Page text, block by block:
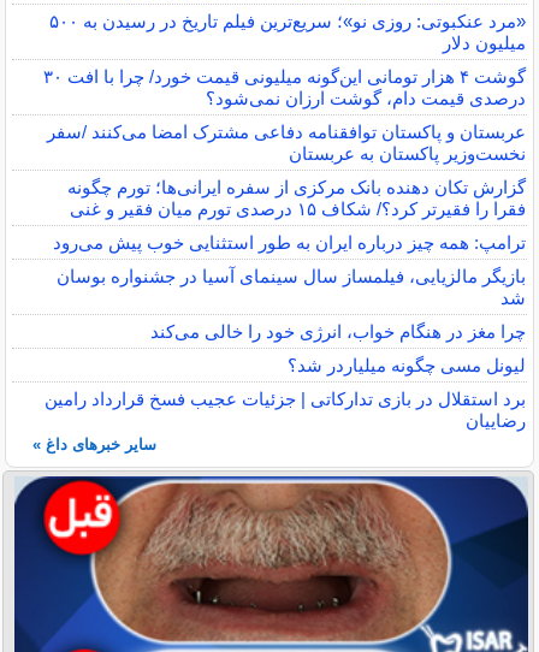
«مرد عنکبوتی: روزی نو»؛ سریع‌ترین فیلم تاریخ در رسیدن به ۵۰۰
میلیون دلار
گوشت ۴ هزار تومانی این‌گونه میلیونی قیمت خورد/ چرا با افت ۳۰
درصدی قیمت دام، گوشت ارزان نمی‌شود؟
عربستان و پاکستان توافقنامه دفاعی مشترک امضا می‌کنند /سفر
نخست‌وزیر پاکستان به عربستان
گزارش تکان‌ دهنده بانک مرکزی از سفره ایرانی‌ها؛ تورم چگونه
فقرا را فقیرتر کرد؟/ شکاف ۱۵ درصدی تورم میان فقیر و غنی
ترامپ: همه چیز درباره ایران به طور استثنایی خوب پیش می‌رود
بازیگر مالزیایی، فیلمساز سال سینمای آسیا در جشنواره بوسان
شد
چرا مغز در هنگام خواب، انرژی خود را خالی می‌کند
لیونل مسی چگونه میلیاردر شد؟
برد استقلال در بازی تدارکاتی | جزئیات عجیب فسخ قرارداد رامین
رضاییان
سایر خبرهای داغ »